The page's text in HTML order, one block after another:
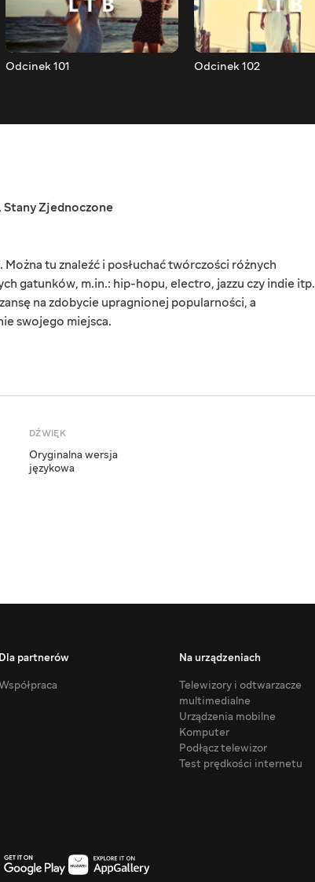
Odcinek 101 Odcinek 102
Stany Zjednoczone
Można tu znaleźć i posłuchać twórczości różnych
gatunków, m.in.: hip-hopu, electro, jazzu czy indie itp.
na zdobycie upragnionej popularności, a
swojego miejsca.
DŹWIĘK
Oryginalna wersja
językowa
Dla partnerów
Na urządzeniach
Telewizory i odtwarzacze
multimedialne
Urządzenia mobilne
Komputer
Podłącz telewizor
Test prędkości internetu